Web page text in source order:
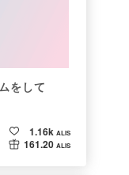
をして
1.16k ALIS
161.20 ALIS